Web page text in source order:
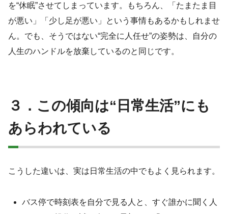
を“休眠”させてしまっています。もちろん、「たまたま目
が悪い」「少し足が悪い」という事情もあるかもしれませ
ん。でも、そうではない“完全に人任せ”の姿勢は、自分の
人生のハンドルを放棄しているのと同じです。
３．この傾向は“日常生活”にも
あらわれている
こうした違いは、実は日常生活の中でもよく見られます。
バス停で時刻表を自分で見る人と、すぐ誰かに聞く人